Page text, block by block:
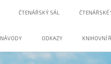
ČTENÁŘSKÝ SÁL ČTENÁŘSKÉ
NÁVODY ODKAZY KNIHOVNÍ